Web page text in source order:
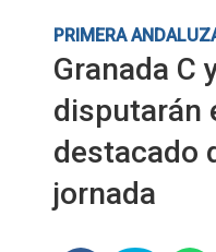
PRIMERA
Granada C
disputarán
destacado
jornada